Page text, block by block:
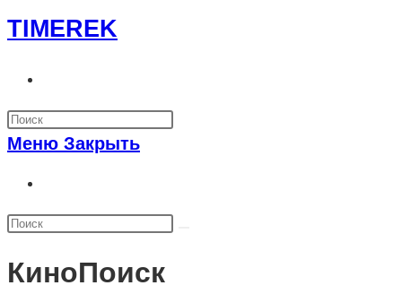
Перейти
к
TIMEREK
по
веб-
Меню Закрыть
по
сайту
КиноПоиск